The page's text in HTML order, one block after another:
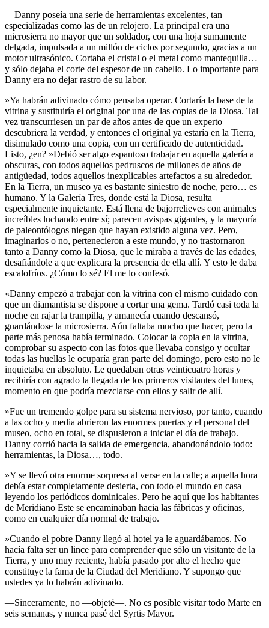
—Danny poseía una serie de herramientas excelentes, tan
especializadas como las de un relojero. La principal era una
microsierra no mayor que un soldador, con una hoja sumamente
delgada, impulsada a un millón de ciclos por segundo, gracias a un
motor ultrasónico. Cortaba el cristal o el metal como mantequilla…
y sólo dejaba el corte del espesor de un cabello. Lo importante para
Danny era no dejar rastro de su labor.
»Ya habrán adivinado cómo pensaba operar. Cortaría la base de la
vitrina y sustituiría el original por una de las copias de la Diosa. Tal
vez transcurriesen un par de años antes de que un experto
descubriera la verdad, y entonces el original ya estaría en la Tierra,
disimulado como una copia, con un certificado de autenticidad.
Listo, ¿en? »Debió ser algo espantoso trabajar en aquella galería a
obscuras, con todos aquellos pedruscos de millones de años de
antigüedad, todos aquellos inexplicables artefactos a su alrededor.
En la Tierra, un museo ya es bastante siniestro de noche, pero… es
humano. Y la Galería Tres, donde está la Diosa, resulta
especialmente inquietante. Está llena de bajorrelieves con animales
increíbles luchando entre sí; parecen avispas gigantes, y la mayoría
de paleontólogos niegan que hayan existido alguna vez. Pero,
imaginarios o no, pertenecieron a este mundo, y no trastornaron
tanto a Danny como la Diosa, que le miraba a través de las edades,
desafiándole a que explicara la presencia de ella allí. Y esto le daba
escalofríos. ¿Cómo lo sé? El me lo confesó.
«Danny empezó a trabajar con la vitrina con el mismo cuidado con
que un diamantista se dispone a cortar una gema. Tardó casi toda la
noche en rajar la trampilla, y amanecía cuando descansó,
guardándose la microsierra. Aún faltaba mucho que hacer, pero la
parte más penosa había terminado. Colocar la copia en la vitrina,
comprobar su aspecto con las fotos que llevaba consigo y ocultar
todas las huellas le ocuparía gran parte del domingo, pero esto no le
inquietaba en absoluto. Le quedaban otras veinticuatro horas y
recibiría con agrado la llegada de los primeros visitantes del lunes,
momento en que podría mezclarse con ellos y salir de allí.
»Fue un tremendo golpe para su sistema nervioso, por tanto, cuando
a las ocho y media abrieron las enormes puertas y el personal del
museo, ocho en total, se dispusieron a iniciar el día de trabajo.
Danny corrió hacia la salida de emergencia, abandonándolo todo:
herramientas, la Diosa…, todo.
»Y se llevó otra enorme sorpresa al verse en la calle; a aquella hora
debía estar completamente desierta, con todo el mundo en casa
leyendo los periódicos dominicales. Pero he aquí que los habitantes
de Meridiano Este se encaminaban hacia las fábricas y oficinas,
como en cualquier día normal de trabajo.
»Cuando el pobre Danny llegó al hotel ya le aguardábamos. No
hacía falta ser un lince para comprender que sólo un visitante de la
Tierra, y uno muy reciente, había pasado por alto el hecho que
constituye la fama de la Ciudad del Meridiano. Y supongo que
ustedes ya lo habrán adivinado.
—Sinceramente, no —objeté—. No es posible visitar todo Marte en
seis semanas, y nunca pasé del Syrtis Mayor.